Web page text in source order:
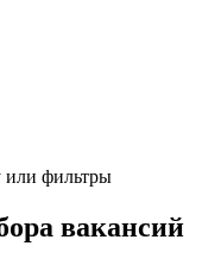
или фильтры
вакансий